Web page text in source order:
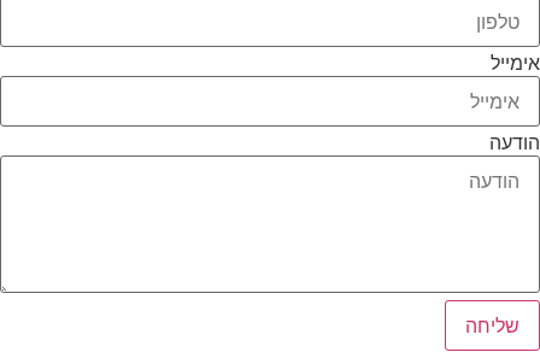
אימייל
הודעה
שליחה